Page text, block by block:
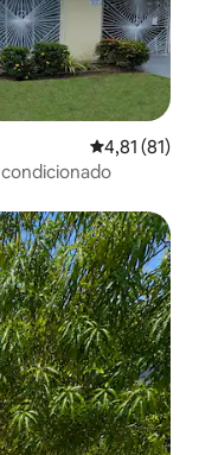
4,81 de uma
4,81 (81)